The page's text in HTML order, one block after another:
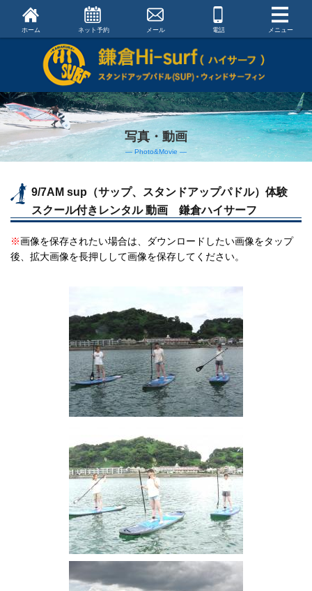
ホーム ネット予約 メール 電話 メニュー
写真・動画
― Photo&Movie ―
9/7AM sup（サップ、スタンドアップパドル）体験
スクール付きレンタル 動画 鎌倉ハイサーフ
※画像を保存されたい場合は、ダウンロードしたい画像をタップ
後、拡大画像を長押しして画像を保存してください。